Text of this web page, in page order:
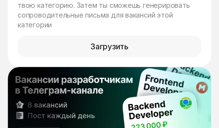
твою категорию. Затем ты сможешь генерировать
сопроводительные письма для вакансий этой
категории
Загрузить